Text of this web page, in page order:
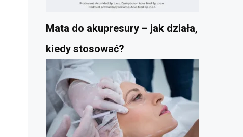
Mata do akupresury – jak działa,
kiedy stosować?